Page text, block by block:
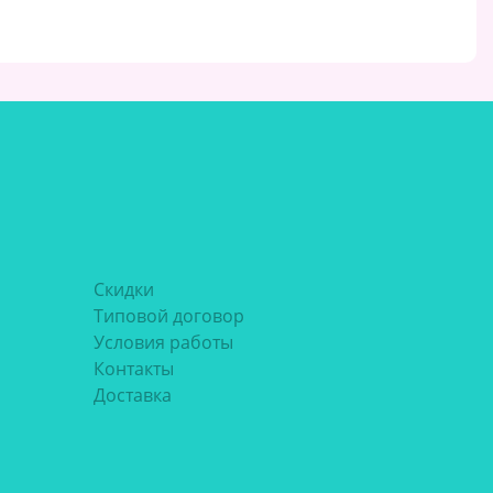
Скидки
Типовой договор
Условия работы
Контакты
Доставка